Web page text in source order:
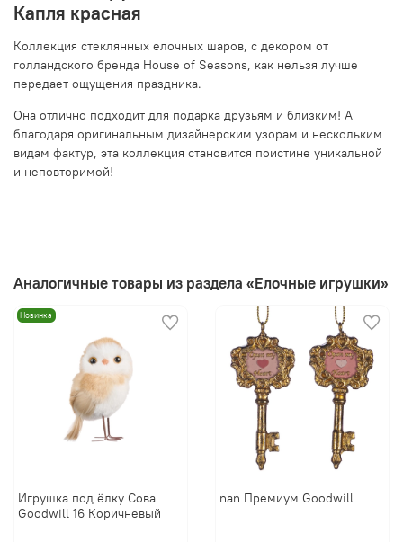
Капля красная
Коллекция стеклянных елочных шаров, с декором от
голландского бренда House of Seasons, как нельзя лучше
передает ощущения праздника.
Она отлично подходит для подарка друзьям и близким! А
благодаря оригинальным дизайнерским узорам и нескольким
видам фактур, эта коллекция становится поистине уникальной
и неповторимой!
Аналогичные товары из раздела «Елочные игрушки»
Новинка
Игрушка под ёлку Сова
Goodwill 16 Коричневый
nan Премиум Goodwill